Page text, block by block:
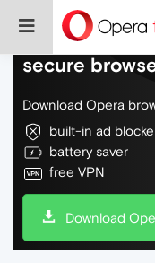
Do more on
secure
Download Opera
built-in ad
battery saver
free VPN
Download